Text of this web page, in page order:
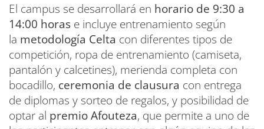
El campus se desarrollará en horario de 9:30 a
14:00 horas e incluye entrenamiento según
la metodología Celta con diferentes tipos de
competición, ropa de entrenamiento (camiseta,
pantalón y calcetines), merienda completa con
bocadillo, ceremonia de clausura con entrega
de diplomas y sorteo de regalos, y posibilidad de
optar al premio Afouteza, que permite a uno de